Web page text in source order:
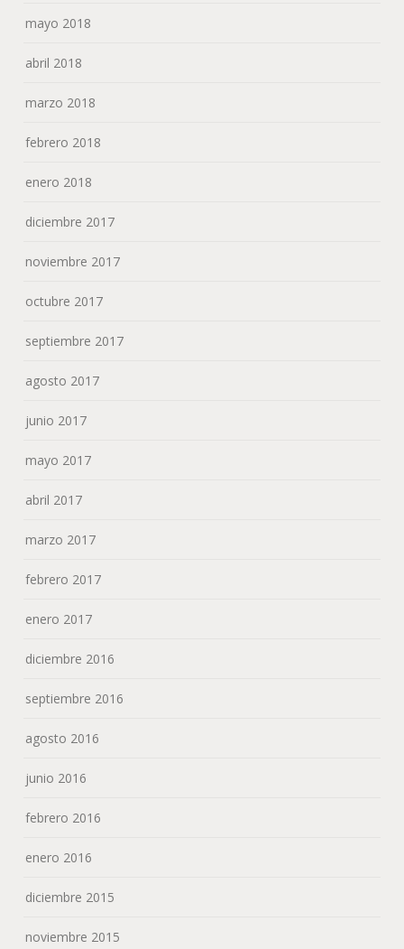
mayo 2018
abril 2018
marzo 2018
febrero 2018
enero 2018
diciembre 2017
noviembre 2017
octubre 2017
septiembre 2017
agosto 2017
junio 2017
mayo 2017
abril 2017
marzo 2017
febrero 2017
enero 2017
diciembre 2016
septiembre 2016
agosto 2016
junio 2016
febrero 2016
enero 2016
diciembre 2015
noviembre 2015